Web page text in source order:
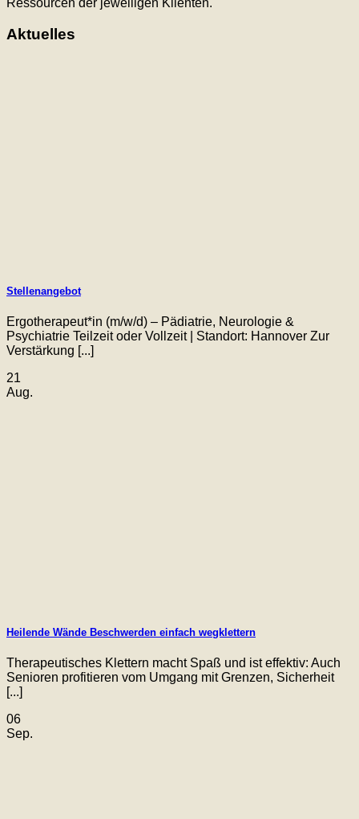
Ressourcen der jeweiligen Klienten.
Aktuelles
Stellenangebot
Ergotherapeut*in (m/w/d) – Pädiatrie, Neurologie &
Psychiatrie Teilzeit oder Vollzeit | Standort: Hannover Zur
Verstärkung [...]
21
Aug.
Heilende Wände Beschwerden einfach wegklettern
Therapeutisches Klettern macht Spaß und ist effektiv: Auch
Senioren profitieren vom Umgang mit Grenzen, Sicherheit
[...]
06
Sep.